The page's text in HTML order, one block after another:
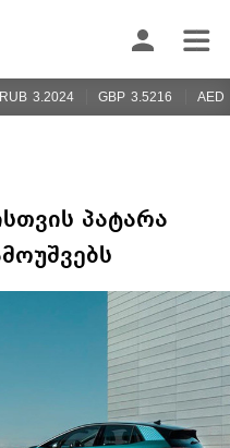
RUB 3.2024 GBP 3.5216 AED
პატარა